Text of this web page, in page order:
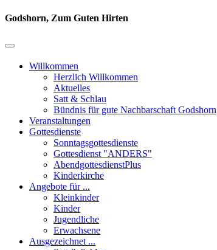
Godshorn, Zum Guten Hirten
Willkommen
Herzlich Willkommen
Aktuelles
Satt & Schlau
Bündnis für gute Nachbarschaft Godshorn
Veranstaltungen
Gottesdienste
Sonntagsgottesdienste
Gottesdienst "ANDERS"
AbendgottesdienstPlus
Kinderkirche
Angebote für ...
Kleinkinder
Kinder
Jugendliche
Erwachsene
Ausgezeichnet ...